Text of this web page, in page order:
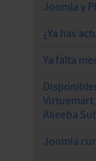
Joomla y
¿Ya has
Ya falta
Akeeba
Joomla